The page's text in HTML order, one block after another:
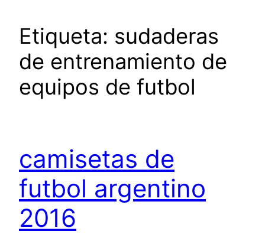
Etiqueta: sudaderas
de entrenamiento de
equipos de futbol
camisetas de
futbol argentino
2016